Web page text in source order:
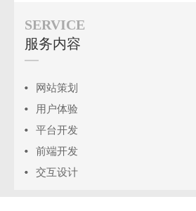
SERVICE
服务内容
网站策划
用户体验
平台开发
前端开发
交互设计